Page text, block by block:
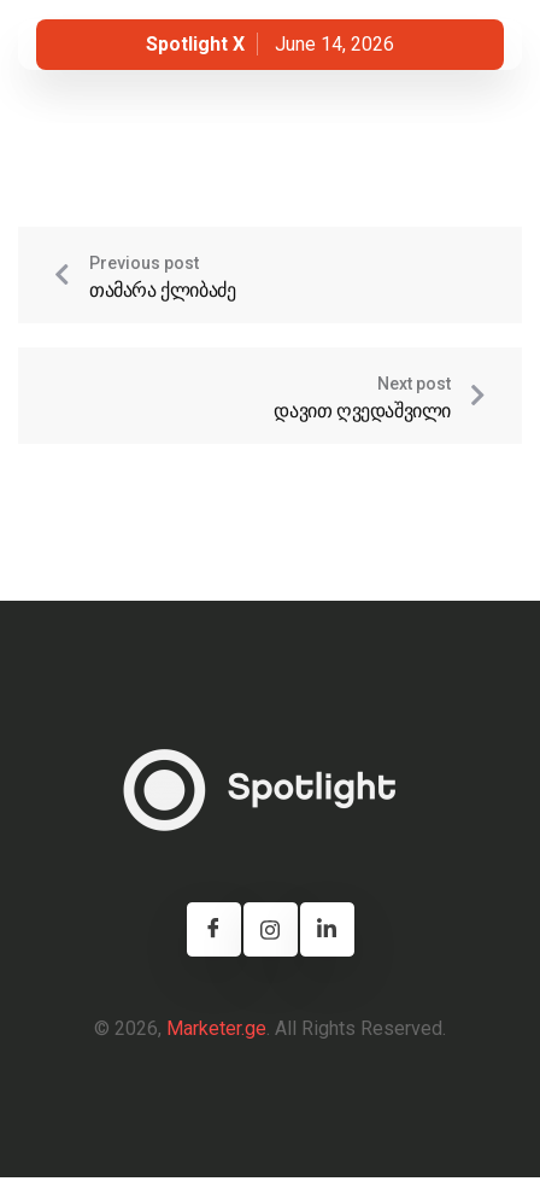
Spotlight X June 14, 2026
Previous post
თამარა ქლიბაძე
Next post
დავით ღვედაშვილი
© 2026, Marketer.ge. All Rights Reserved.